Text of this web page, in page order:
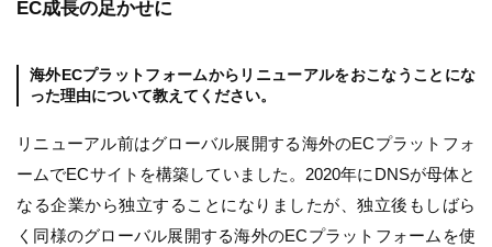
EC成長の足かせに
海外ECプラットフォームからリニューアルをおこなうことにな
った理由について教えてください。
リニューアル前はグローバル展開する海外のECプラットフォ
ームでECサイトを構築していました。2020年にDNSが母体と
なる企業から独立することになりましたが、独立後もしばら
く同様のグローバル展開する海外のECプラットフォームを使